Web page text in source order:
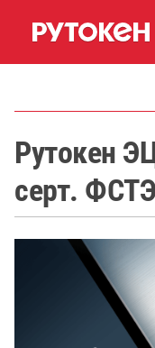
Рутокен
серт.